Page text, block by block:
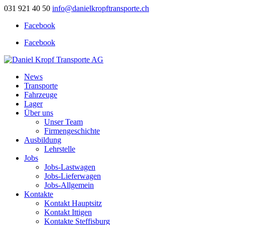
031 921 40 50 info@danielkropftransporte.ch
Facebook
Facebook
News
Transporte
Fahrzeuge
Lager
Über uns
Unser Team
Firmengeschichte
Ausbildung
Lehrstelle
Jobs
Jobs-Lastwagen
Jobs-Lieferwagen
Jobs-Allgemein
Kontakte
Kontakt Hauptsitz
Kontakt Ittigen
Kontakte Steffisburg